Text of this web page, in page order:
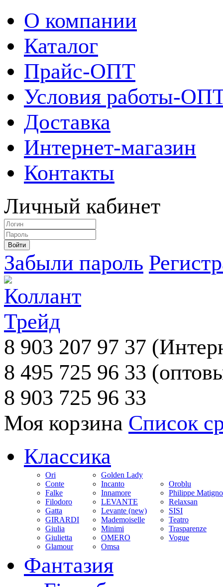
О компании
Каталог
Прайс-ОПТ
Условия работы-
Доставка
Интернет-магазин
Контакты
Личный кабинет
Забыли пароль
8 903 207 97 37
8 495 725 96 33
8 903 725 96 33
Моя корзина Список
Классика
Ori
Conte
Falke
Filodoro
Gatta
GIRARDI
Giulia
Giulietta
Glamour
Golden Lady
Incanto
Innamore
LEVANTE
Levante (new)
Mademoiselle
Minimi
OMERO
Omsa
Oroblu
Philippe
Relaxsan
SISI
Teatro
Trasparenze
Vogue
Фантазия